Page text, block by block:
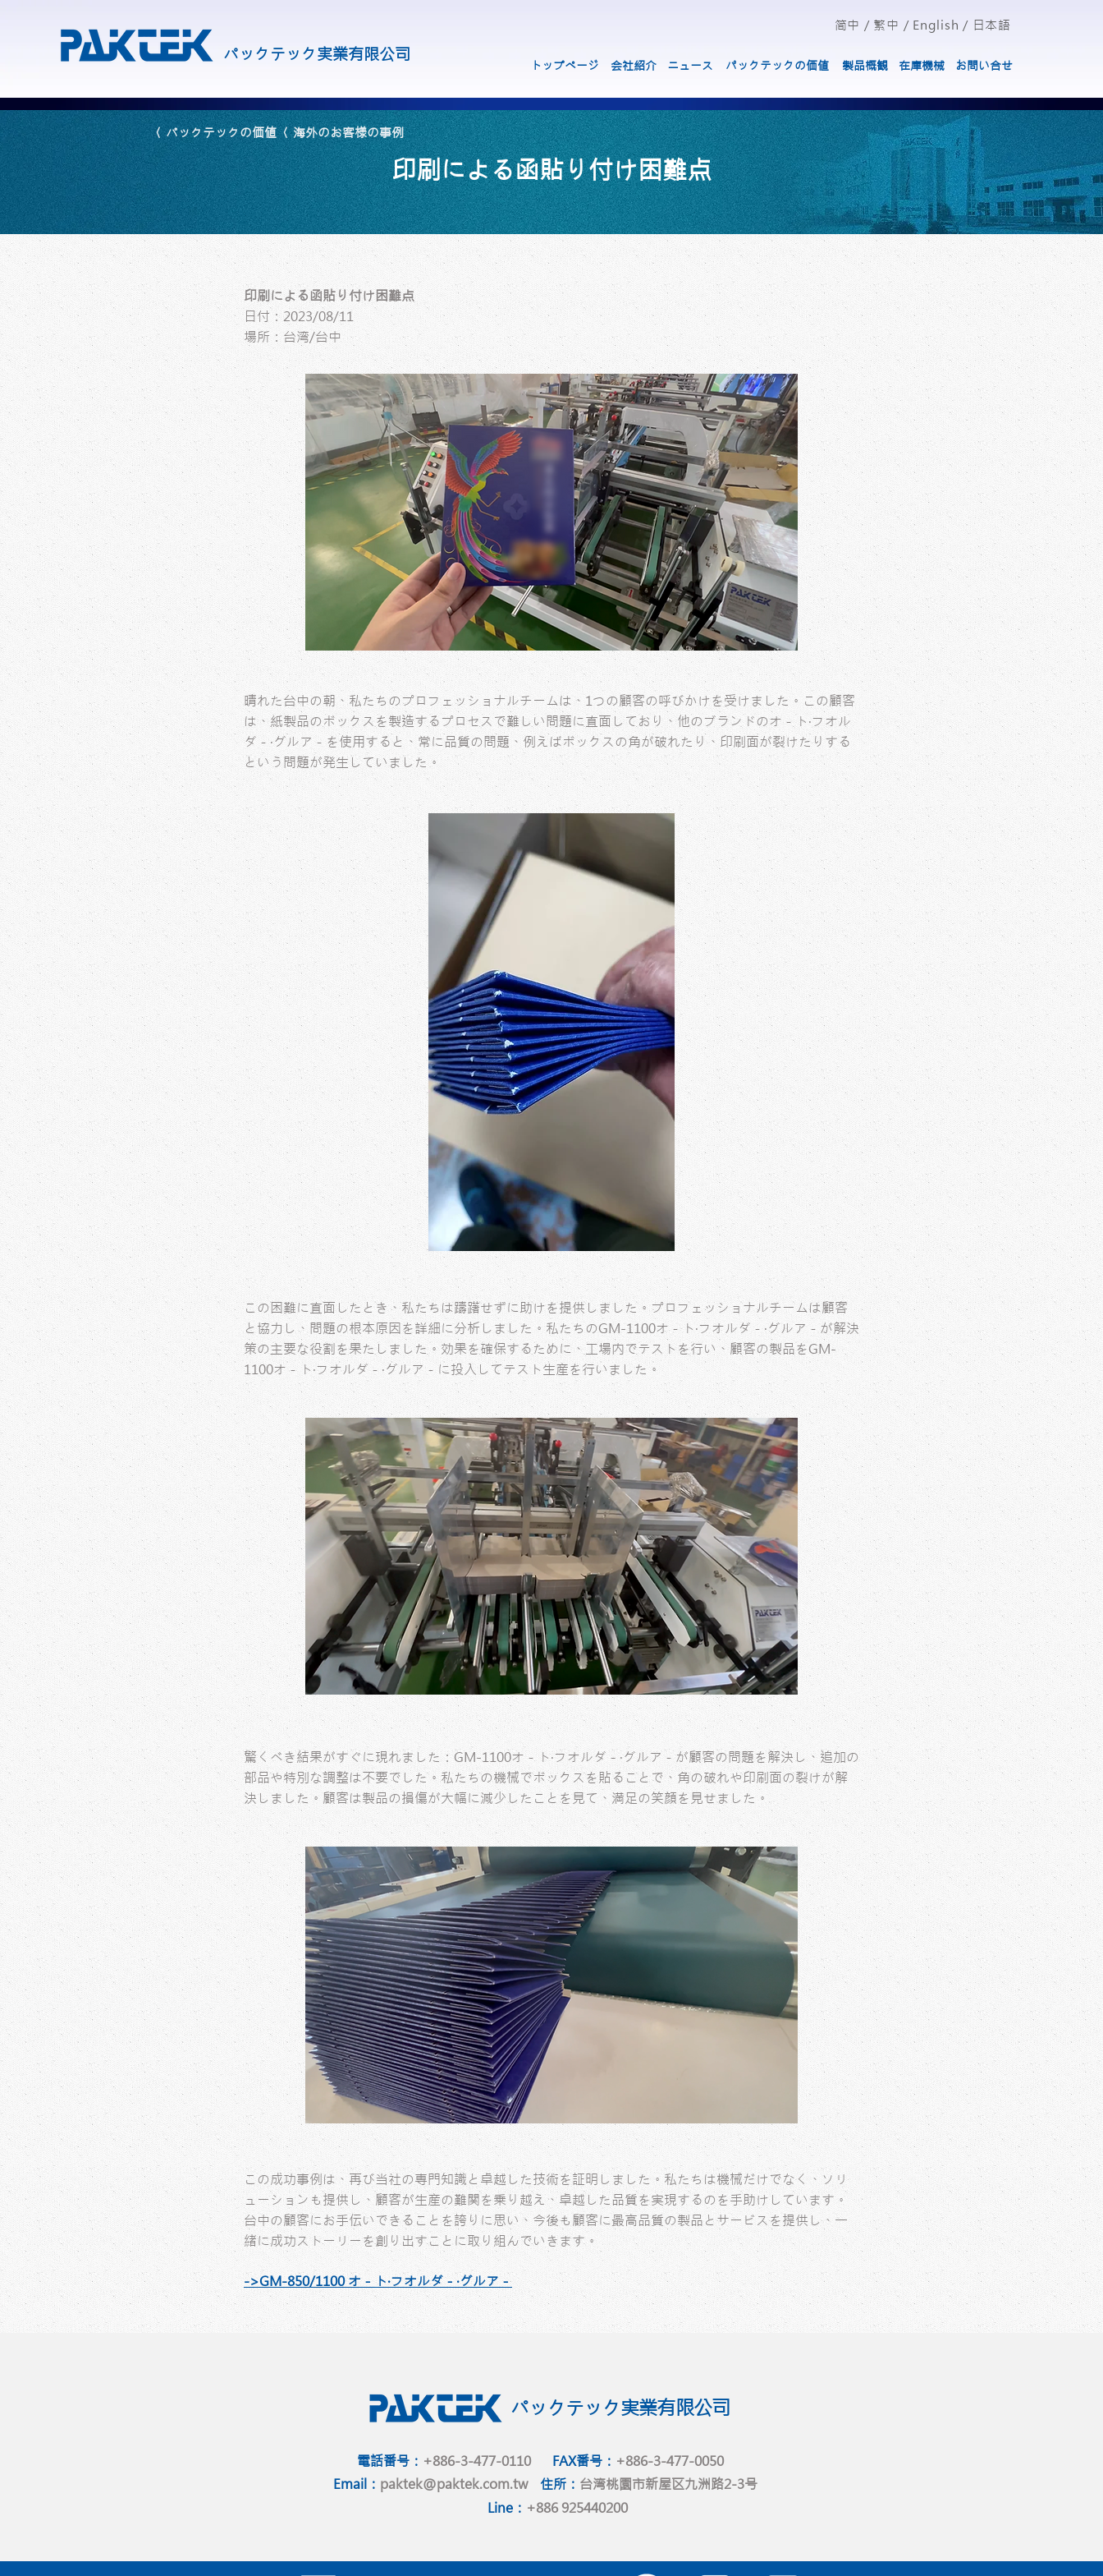
パックテック実業有限公司
简中 / 繁中 / English / 日本語
トップページ 会社紹介 ニュース パックテックの価値 製品概観 在庫機械 お問い合せ
〈 パックテックの価値〈 海外のお客様の事例
印刷による函貼り付け困難点
印刷による函貼り付け困難点
日付：2023/08/11
場所：台湾/台中
晴れた台中の朝、私たちのプロフェッショナルチームは、1つの顧客の呼びかけを受けました。この顧客
は、紙製品のボックスを製造するプロセスで難しい問題に直面しており、他のブランドのオ－ト‧フオル
ダ－‧グルア－を使用すると、常に品質の問題、例えばボックスの角が破れたり、印刷面が裂けたりする
という問題が発生していました。
この困難に直面したとき、私たちは躊躇せずに助けを提供しました。プロフェッショナルチームは顧客
と協力し、問題の根本原因を詳細に分析しました。私たちのGM-1100オ－ト‧フオルダ－‧グルア－が解決
策の主要な役割を果たしました。効果を確保するために、工場内でテストを行い、顧客の製品をGM-
1100オ－ト‧フオルダ－‧グルア－に投入してテスト生産を行いました。
驚くべき結果がすぐに現れました：GM-1100オ－ト‧フオルダ－‧グルア－が顧客の問題を解決し、追加の
部品や特別な調整は不要でした。私たちの機械でボックスを貼ることで、角の破れや印刷面の裂けが解
決しました。顧客は製品の損傷が大幅に減少したことを見て、満足の笑顔を見せました。
この成功事例は、再び当社の専門知識と卓越した技術を証明しました。私たちは機械だけでなく、ソリ
ューションも提供し、顧客が生産の難関を乗り越え、卓越した品質を実現するのを手助けしています。
台中の顧客にお手伝いできることを誇りに思い、今後も顧客に最高品質の製品とサービスを提供し、一
緒に成功ストーリーを創り出すことに取り組んでいきます。
->GM-850/1100 オ－ト‧フオルダ－‧グルア－
パックテック実業有限公司
電話番号： +886-3-477-0110 FAX番号： +886-3-477-0050
Email： paktek@paktek.com.tw 住所： 台湾桃園市新屋区九洲路2-3号
Line： +886 925440200